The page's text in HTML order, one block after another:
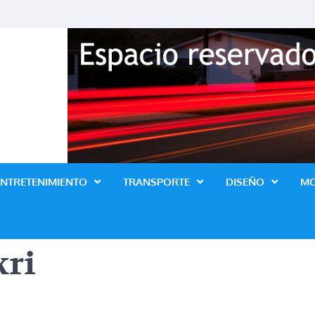
Revista Lo Ultimo
TRANSPORTE DISEÑO